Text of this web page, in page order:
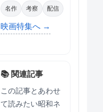
名作 考察 配信
映画特集へ →
📚 関連記事
この記事とあわせ
て読みたい昭和ネ